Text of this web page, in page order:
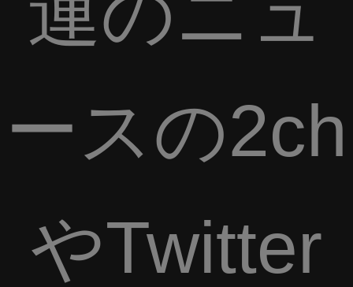
ースの2ch
やTwitter